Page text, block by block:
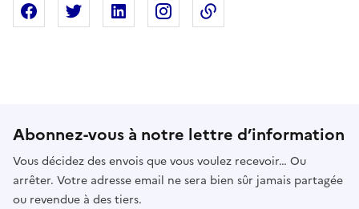
Partager sur Facebook
Partager sur XPartager sur Linkedin
Partager sur Instagram
Abonnez-vous à notre lettre d’information
Vous décidez des envois que vous voulez recevoir… Ou
arrêter. Votre adresse email ne sera bien sûr jamais partagée
ou revendue à des tiers.